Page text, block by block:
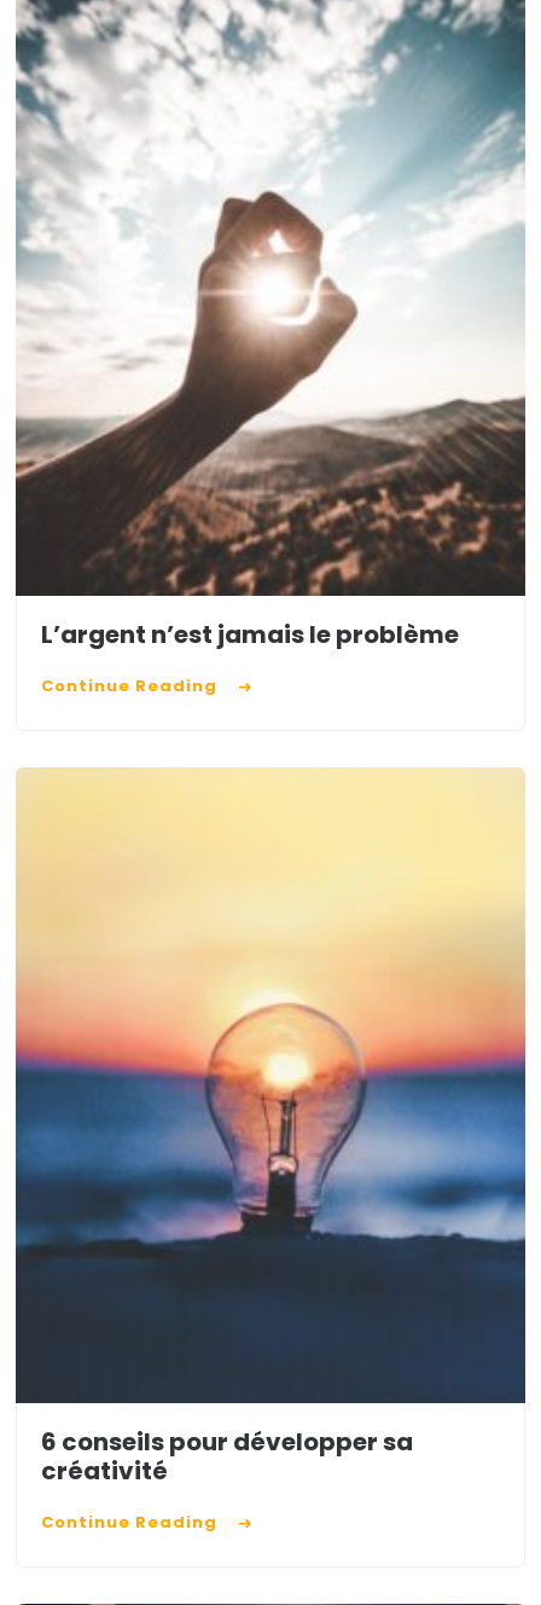
L’argent n’est jamais le problème
Continue Reading
6 conseils pour développer sa
créativité
Continue Reading